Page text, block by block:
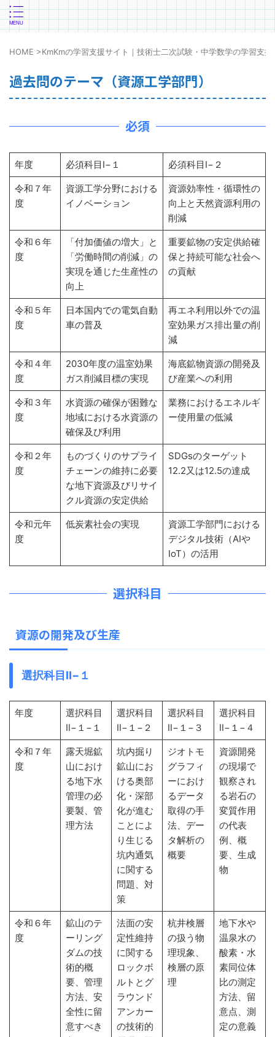
HOME >KmKmの学習支援サイト｜技術士二次試験・中学数学の学習支援
過去問のテーマ（資源工学部門）
必須
年度 必須科目Ⅰ−１ 必須科目Ⅰ−２
令和７年
度
資源工学分野における
イノベーション
資源効率性・循環性の
向上と天然資源利用の
削減
令和６年
度
「付加価値の増大」と
「労働時間の削減」の
実現を通じた生産性の
向上
重要鉱物の安定供給確
保と持続可能な社会へ
の貢献
令和５年
度
日本国内での電気自動
車の普及
再エネ利用以外での温
室効果ガス排出量の削
減
令和４年
度
2030年度の温室効果
ガス削減目標の実現
海底鉱物資源の開発及
び産業への利用
令和３年
度
水資源の確保が困難な
地域における水資源の
確保及び利用
業務におけるエネルギ
ー使用量の低減
令和２年
度
ものづくりのサプライ
チェーンの維持に必要
な地下資源及びリサイ
クル資源の安定供給
SDGsのターゲット
12.2又は12.5の達成
令和元年
度
低炭素社会の実現
資源工学部門における
デジタル技術（AIや
IoT）の活用
選択科目
資源の開発及び生産
選択科目Ⅱ−１
年度
選択科目
Ⅱ−１−１
選択科目
Ⅱ−１−２
選択科目
Ⅱ−１−３
選択科目
Ⅱ−１−４
令和７年
度
露天堀鉱
山におけ
る地下水
管理の必
要製、管
理方法
坑内掘り
鉱山にお
ける奥部
化・深部
化が進む
ことによ
り生じる
坑内通気
に関する
問題、対
策
ジオトモ
グラフィ
ーにおけ
るデータ
取得の手
法、デー
タ解析の
概要
資源開発
の現場で
観察され
る岩石の
変質作用
の代表
例、概
要、生成
物
令和６年
度
鉱山のテ
ーリング
ダムの技
術的概
要、管理
方法、安
全性に留
意すべき
法面の安
定性維持
に関する
ロックボ
ルトとグ
ラウンド
アンカー
の技術的
杭井検層
の扱う物
理現象、
検層の原
理
地下水や
温泉水の
酸素・水
素同位体
比の測定
方法、留
意点、測
定の意義